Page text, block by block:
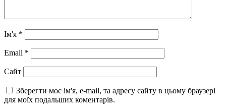
Ім'я *
Email *
Сайт
Зберегти моє ім'я, e-mail, та адресу сайту в цьому браузері
для моїх подальших коментарів.